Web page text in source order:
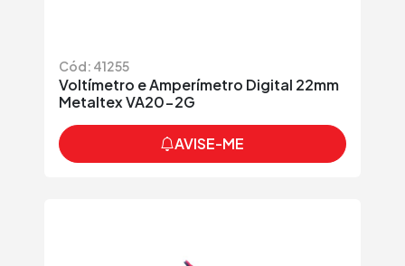
Cód: 41255
Voltímetro e Amperímetro Digital 22mm
Metaltex VA20-2G
AVISE-ME